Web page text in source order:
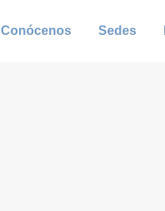
Conócenos Sedes